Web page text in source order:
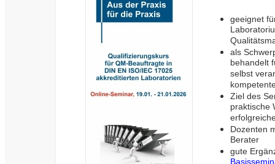
geeignet
als
behandelt
selbst
Ziel des
praktische
Dozenten
Berater
gute